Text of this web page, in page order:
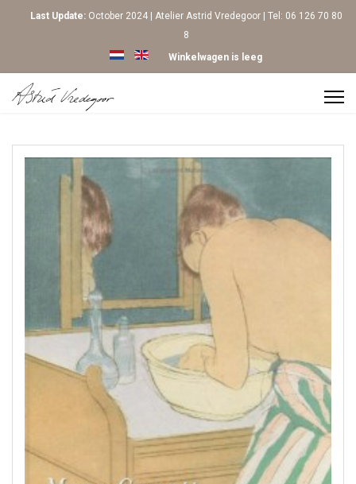
Last Update:October 2024 | Atelier Astrid Vredegoor | Tel: 06 126 70 80
8
Selecteer de taalWinkelwagen is leeg